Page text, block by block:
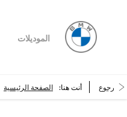
الموديلات
رجوع أنت هنا: الصفحة الرئيسية